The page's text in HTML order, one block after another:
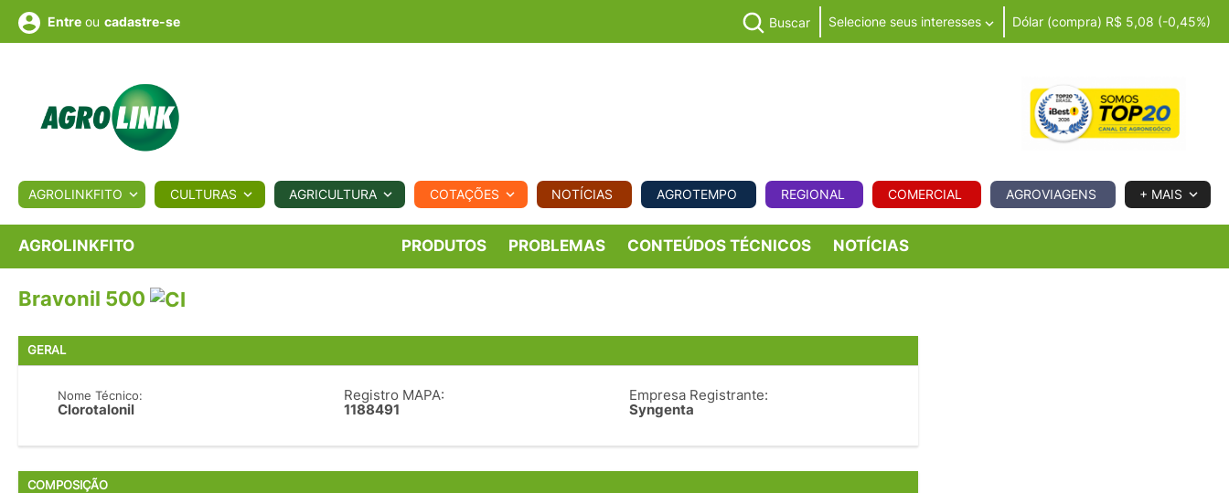
BIOLÓGICOS COTAÇÕES NOTÍCIAS AGROTEMPO REGIONAL COMERCIAL AGROVIAGENS PECUÁRIA
Conversor Colunistas
Entre ou cadastre-se Buscar Selecione seus interesses Dólar (compra) R$ 5,08 (-0,45%)
AGROLINKFITO CULTURAS AGRICULTURA COTAÇÕES NOTÍCIAS AGROTEMPO REGIONAL COMERCIAL AGROVIAGENS + MAIS
AGROLINKFITO PRODUTOS PROBLEMAS CONTEÚDOS TÉCNICOS NOTÍCIAS
Bravonil 500
GERAL
Nome Técnico:
Clorotalonil
Registro MAPA:
1188491
Empresa Registrante:
Syngenta
COMPOSIÇÃO